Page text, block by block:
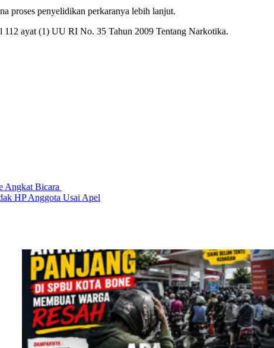
proses penyelidikan perkaranya lebih lanjut.
112 ayat (1) UU RI No. 35 Tahun 2009 Tentang Narkotika.
Angkat Bicara
HP Anggota Usai Apel